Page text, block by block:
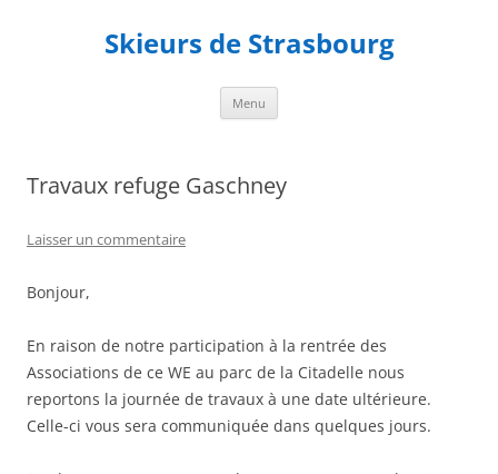
Skieurs de Strasbourg
Menu
Travaux refuge Gaschney
Laisser un commentaire
Bonjour,
En raison de notre participation à la rentrée des
Associations de ce WE au parc de la Citadelle nous
reportons la journée de travaux à une date ultérieure.
Celle-ci vous sera communiquée dans quelques jours.